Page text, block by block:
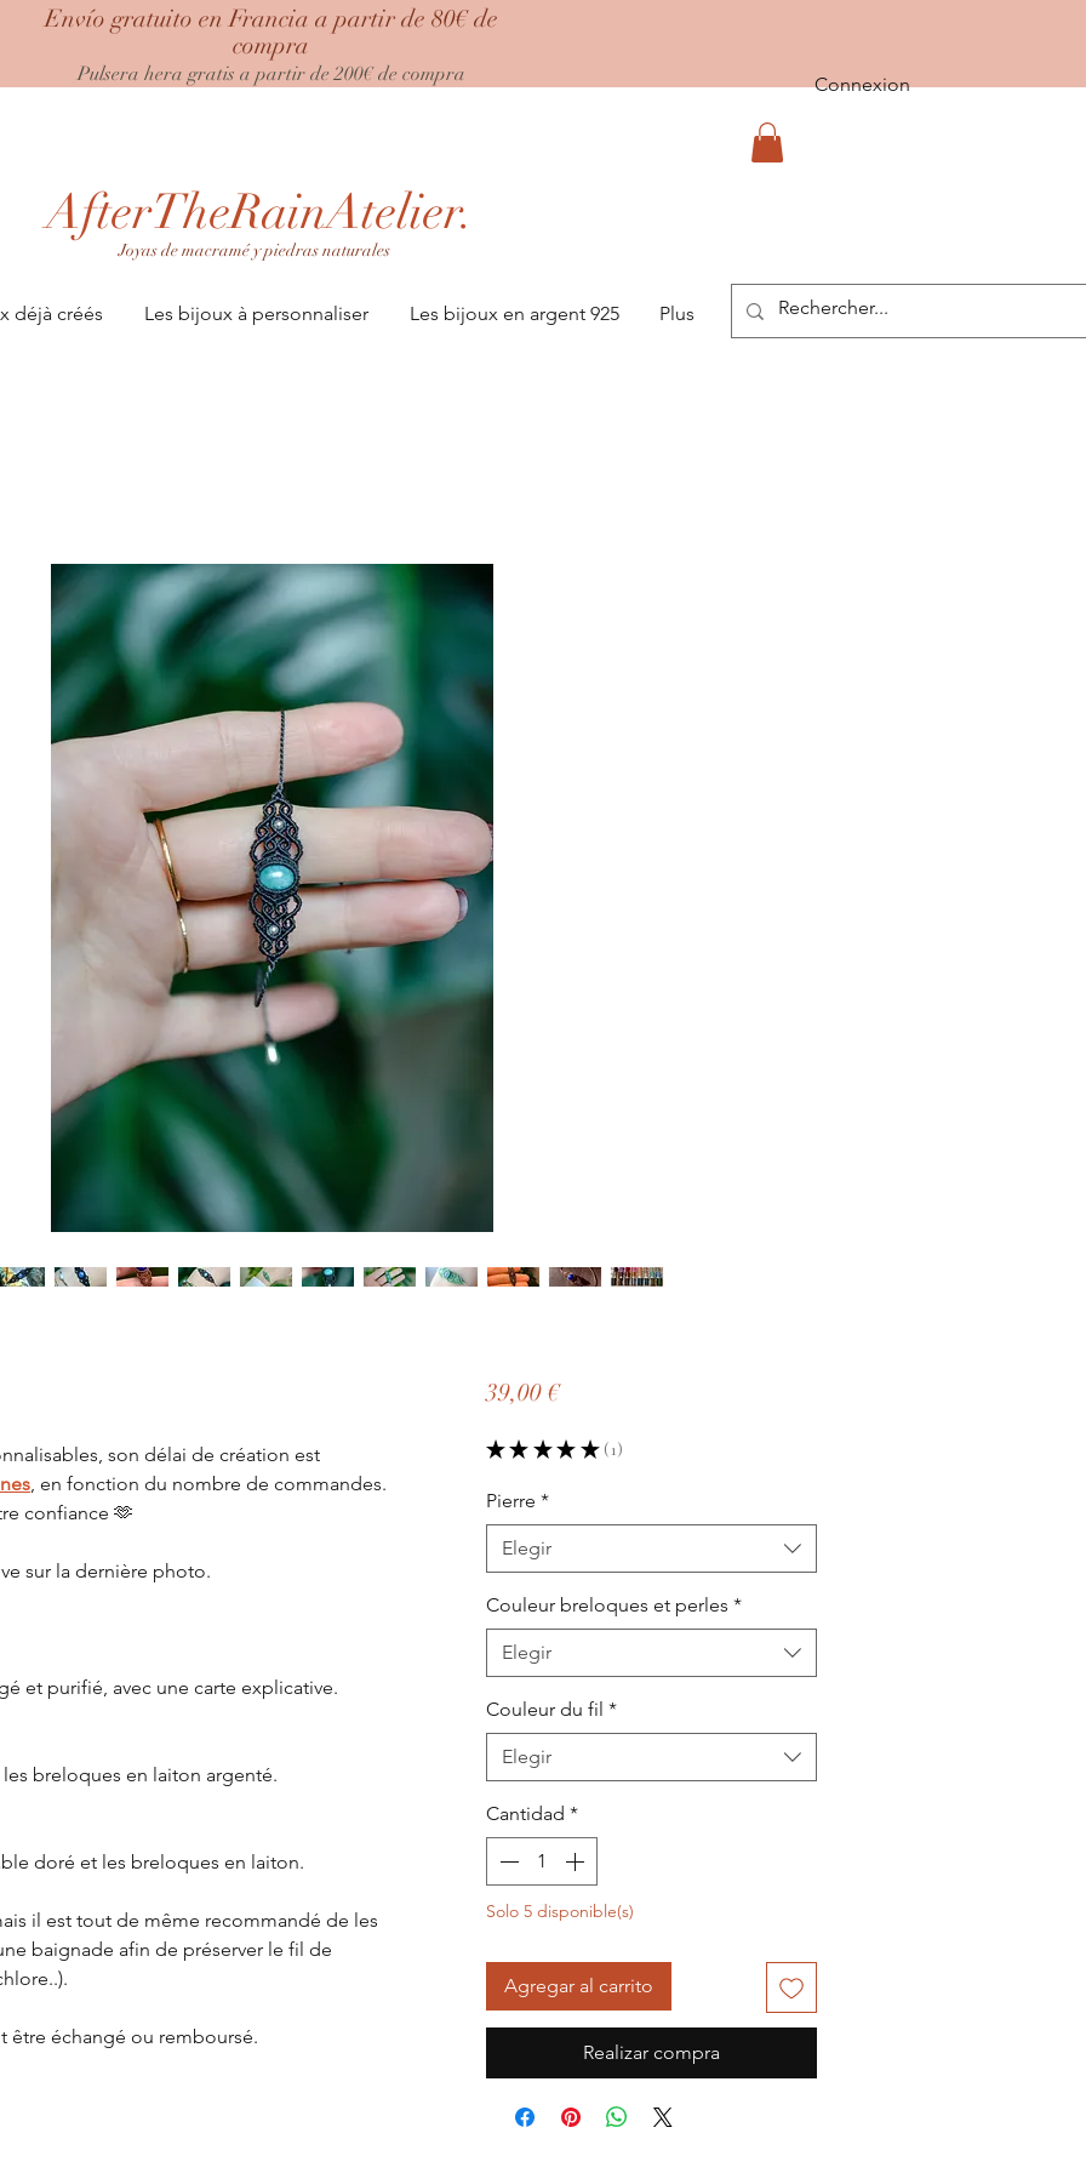
Connexion
Envío gratuito en Francia a partir de 80€ de
compra
Pulsera hera gratis a partir de 200€ de compra
AfterTheRainAtelier.
Joyas de macramé y piedras naturales
déjà créés Les bijoux à personnaliser Les bijoux en argent 925 Plus
son délai de création est
, en fonction du nombre de commandes.
confiance 🫶
sur la dernière photo.
et purifié, avec une carte explicative.
breloques en laiton argenté.
doré et les breloques en laiton.
il est tout de même recommandé de les
baignade afin de préserver le fil de
être échangé ou remboursé.
39,00 €Precio
★ ★ ★ ★ ★ 1
1
Pierre *
Elegir
Couleur breloques et perles *
Elegir
Couleur du fil *
Elegir
Cantidad *
Solo 5 disponible(s)
Agregar al carrito
Realizar compra